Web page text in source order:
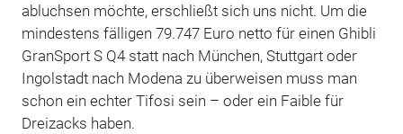
abluchsen möchte, erschließt sich uns nicht. Um die
mindestens fälligen 79.747 Euro netto für einen Ghibli
GranSport S Q4 statt nach München, Stuttgart oder
Ingolstadt nach Modena zu überweisen muss man
schon ein echter Tifosi sein – oder ein Faible für
Dreizacks haben.